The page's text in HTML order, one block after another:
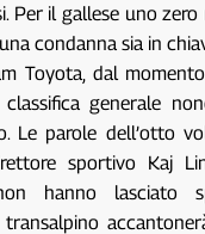
Per il gallese uno
condanna sia in
Toyota, dal
generale
Le parole dell’otto
sportivo Kaj
hanno lasciato
transalpino